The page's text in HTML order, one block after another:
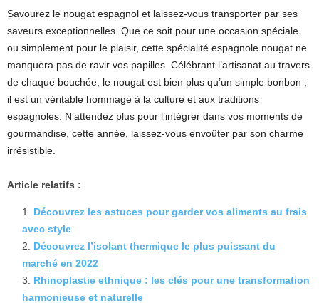
Savourez le nougat espagnol et laissez-vous transporter par ses
saveurs exceptionnelles. Que ce soit pour une occasion spéciale
ou simplement pour le plaisir, cette spécialité espagnole nougat ne
manquera pas de ravir vos papilles. Célébrant l’artisanat au travers
de chaque bouchée, le nougat est bien plus qu’un simple bonbon ;
il est un véritable hommage à la culture et aux traditions
espagnoles. N’attendez plus pour l’intégrer dans vos moments de
gourmandise, cette année, laissez-vous envoûter par son charme
irrésistible.
Article relatifs :
Découvrez les astuces pour garder vos aliments au frais
avec style
Découvrez l’isolant thermique le plus puissant du
marché en 2022
Rhinoplastie ethnique : les clés pour une transformation
harmonieuse et naturelle